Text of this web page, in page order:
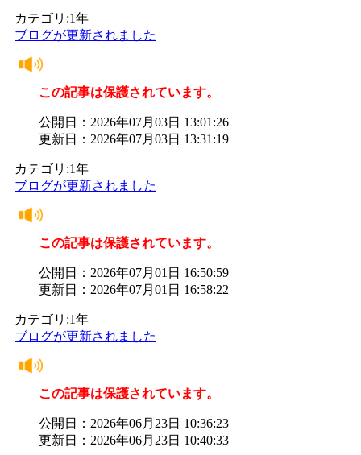
カテゴリ:1年
ブログが更新されました
この記事は保護されています。
公開日：2026年07月03日 13:01:26
更新日：2026年07月03日 13:31:19
カテゴリ:1年
ブログが更新されました
この記事は保護されています。
公開日：2026年07月01日 16:50:59
更新日：2026年07月01日 16:58:22
カテゴリ:1年
ブログが更新されました
この記事は保護されています。
公開日：2026年06月23日 10:36:23
更新日：2026年06月23日 10:40:33